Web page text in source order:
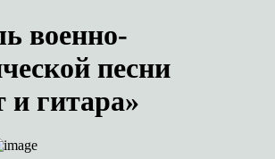
военно-
песни
и гитара»